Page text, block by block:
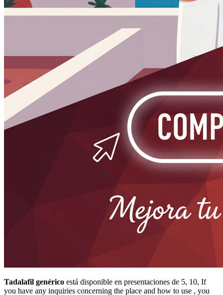
Tadalafil genérico está disponible en presentaciones de 5, 10, If
you have any inquiries concerning the place and how to use , you